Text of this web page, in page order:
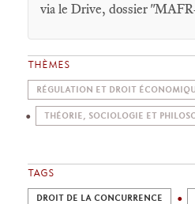
via le Drive, dossier
THÈMES
RÉGULATION ET DROIT
THÉORIE, SOCIOLOGIE ET
TAGS
DROIT DE LA CONCURRENCE